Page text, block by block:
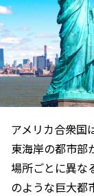
アメリカ合衆国
東海岸の都市部
場所ごとに異な
のような巨大都